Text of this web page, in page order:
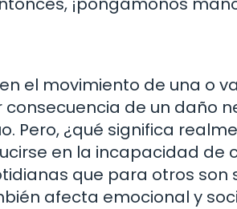
el movimiento de una o
de un daño
Pero, ¿qué significa
en la incapacidad de
que para otros son
afecta emocional y